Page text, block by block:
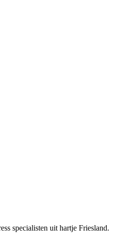
specialisten uit hartje Friesland.